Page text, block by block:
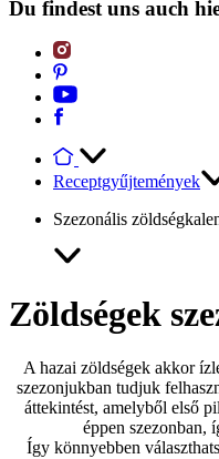
Du findest uns auch
Receptgyűjtemények
Szezonális
Zöldségek
A hazai zöldségek akkor
szezonjukban tudjuk
áttekintést, amelyből első
éppen szezonban,
Így könnyebben